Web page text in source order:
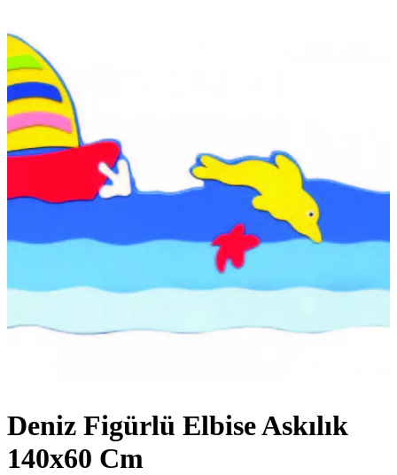
Deniz Figürlü Elbise Askılık
140x60 Cm